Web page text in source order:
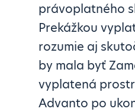
právoplatného
Prekážkou
rozumie aj
by mala byť
vyplatená
Advanto po